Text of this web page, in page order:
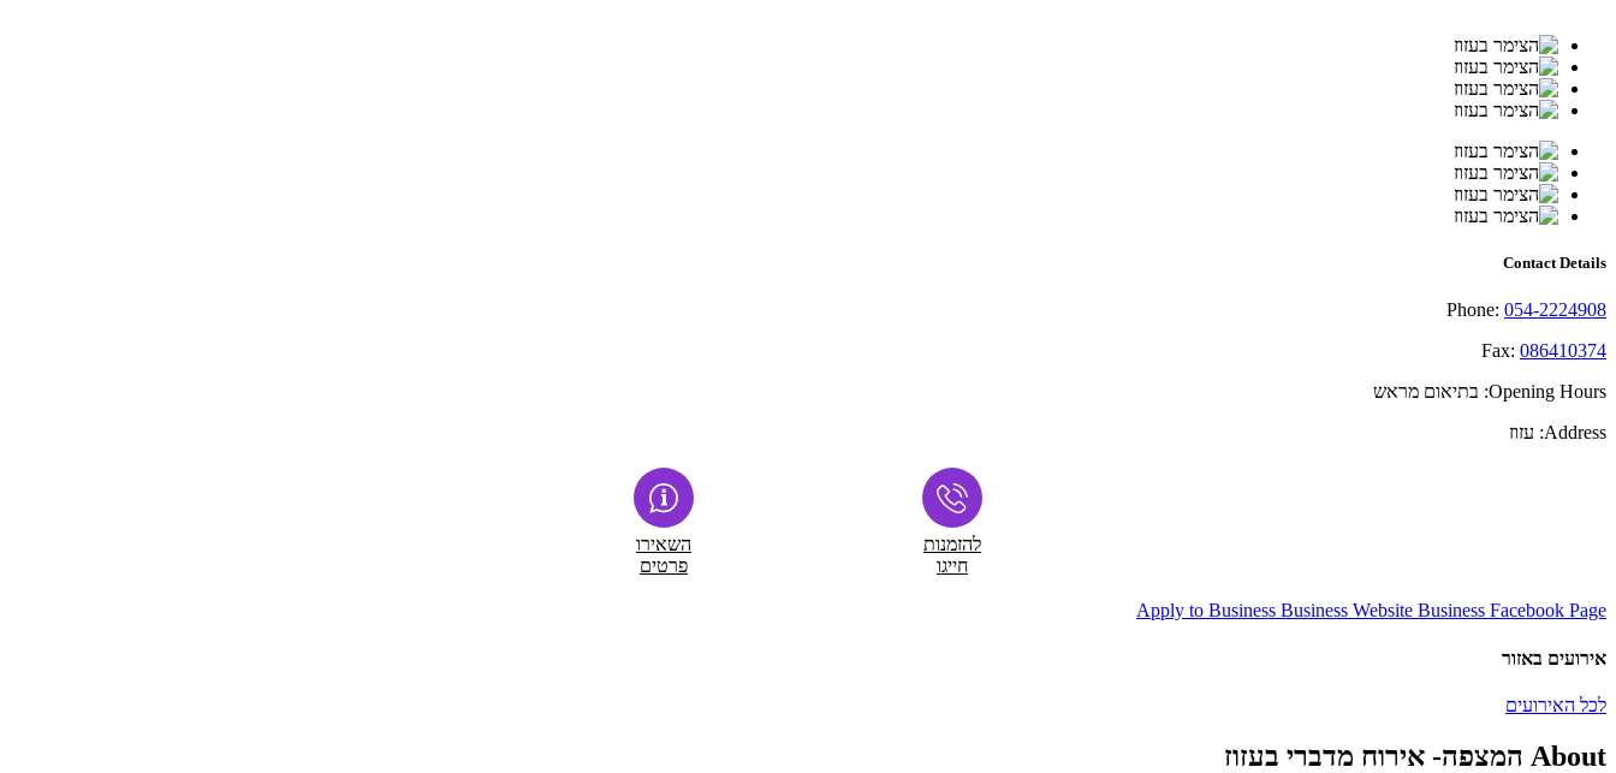
Contact Details
Phone: 054-2224908
Fax: 086410374
Opening Hours: בתיאום מראש
Address: עזוז
להזמנות
חייגו
השאירו
פרטים
Apply to Business Business Website Business Facebook Page
אירועים באזור
לכל האירועים
About המצפה- אירוח מדברי בעזוז